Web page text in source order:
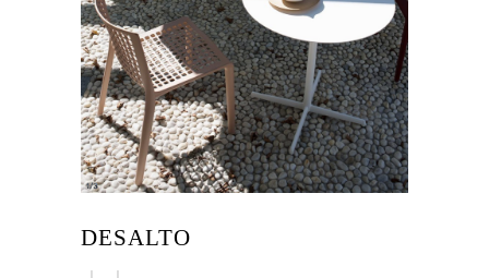
DESALTO